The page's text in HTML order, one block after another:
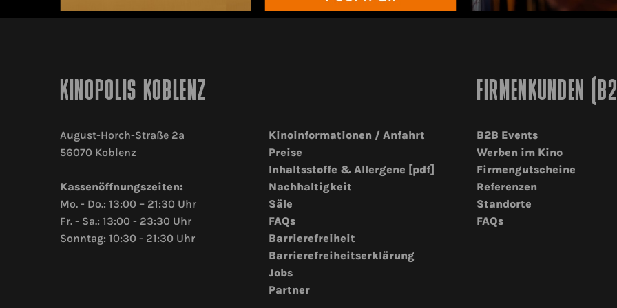
KINOPOLIS KOBLENZ
August-Horch-Straße 2a
56070 Koblenz
Kassenöffnungszeiten:
Mo. - Do.: 13:00 – 21:30 Uhr
Fr. - Sa.: 13:00 - 23:30 Uhr
Sonntag: 10:30 - 21:30 Uhr
Kinoinformationen / Anfahrt
Preise
Inhaltsstoffe & Allergene [pdf]
Nachhaltigkeit
Säle
FAQs
Barrierefreiheit
Barrierefreiheitserklärung
Jobs
Partner
FIRMENKUNDEN
B2B Events
Werben im Kino
Firmengutscheine
Referenzen
Standorte
FAQs